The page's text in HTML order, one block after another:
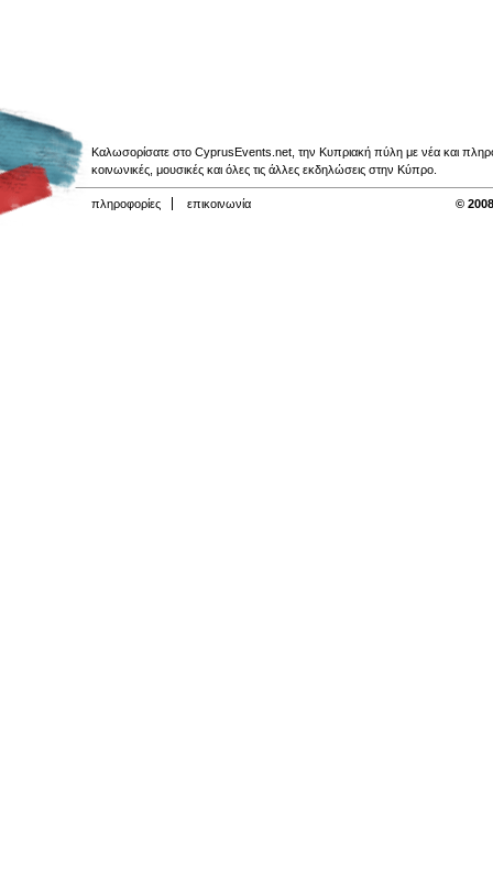
Καλωσορίσατε στο CyprusEvents.net, την Κυπριακή πύλη με νέα και
κοινωνικές, μουσικές και όλες τις άλλες εκδηλώσεις στην Κύπρο.
πληροφορίες επικοινωνία ©